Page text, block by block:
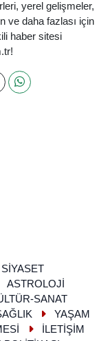
yerel gelişmeler,
ve daha fazlası için
haber sitesi
SİYASET
ASTROLOJİ
SANAT
YAŞAM
İLETİŞİM